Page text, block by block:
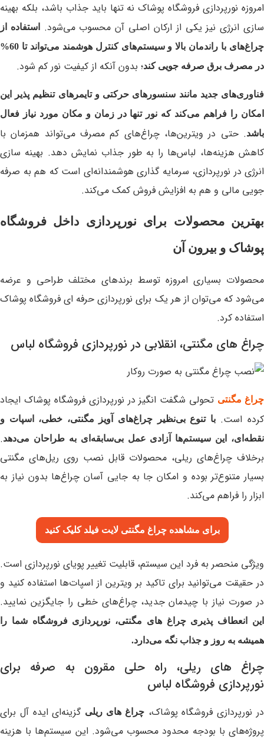
امروزه نورپردازی فروشگاه پوشاک نه تنها باید جذاب باشد، بلکه بهینه‌
سازی انرژی نیز یکی از ارکان اصلی آن محسوب می‌شود. استفاده از
چراغ‌های با راندمان بالا و سیستم‌های کنترل هوشمند می‌تواند تا 60%
در مصرف برق صرفه‌ جویی کند؛ بدون آنکه از کیفیت نور کم شود.
فناوری‌های جدید مانند سنسورهای حرکتی و تایمرهای تنظیم‌ پذیر این
امکان را فراهم می‌کند که نور تنها در زمان و مکان مورد نیاز فعال
باشد. حتی در ویترین‌ها، چراغ‌های کم‌ مصرف می‌تواند همزمان با
کاهش هزینه‌ها، لباس‌ها را به‌ طور جذاب نمایش دهد. بهینه‌ سازی
انرژی در نورپردازی، سرمایه‌ گذاری هوشمندانه‌ای است که هم به صرفه‌
جویی مالی و هم به افزایش فروش کمک می‌کند.
بهترین محصولات برای نورپردازی داخل فروشگاه
پوشاک و بیرون آن
محصولات بسیاری امروزه توسط برندهای مختلف طراحی و عرضه
می‌شود که می‌توان از هر یک برای نورپردازی حرفه ای فروشگاه پوشاک
استفاده کرد.
چراغ های مگنتی، انقلابی در نورپردازی فروشگاه لباس
چراغ مگنتی تحولی شگفت‌ انگیز در نورپردازی فروشگاه پوشاک ایجاد
کرده است.با تنوع بی‌نظیر چراغ‌های آویز مگنتی، خطی، اسپات و
نقطه‌ای، این سیستم‌ها آزادی عمل بی‌سابقه‌ای به طراحان می‌دهد.
برخلاف چراغ‌های ریلی، محصولات قابل نصب روی ریل‌های مگنتی
بسیار متنوع‌تر بوده و امکان جا به‌ جایی آسان چراغ‌ها بدون نیاز به
ابزار را فراهم می‌کند.
برای مشاهده چراغ مگنتی لایت فیلدکلیک کنید
ویژگی منحصر به فرد این سیستم، قابلیت تغییر پویای نورپردازی است.
در حقیقت می‌توانید برای تاکید بر ویترین از اسپات‌ها استفاده کنید و
در صورت نیاز با چیدمان جدید، چراغ‌های خطی را جایگزین نمایید.
این انعطاف‌ پذیری چراغ های مگنتی، نورپردازی فروشگاه شما را
همیشه به‌ روز و جذاب نگه می‌دارد.
چراغ های ریلی، راه حلی مقرون به صرفه برای
نورپردازی فروشگاه لباس
در نورپردازی فروشگاه پوشاک،چراغ های ریلی گزینه‌ای ایده‌ آل برای
پروژه‌های با بودجه محدود محسوب می‌شود. این سیستم‌ها با هزینه